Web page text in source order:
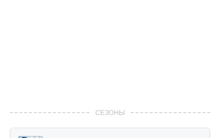
СЕЗОНЫ